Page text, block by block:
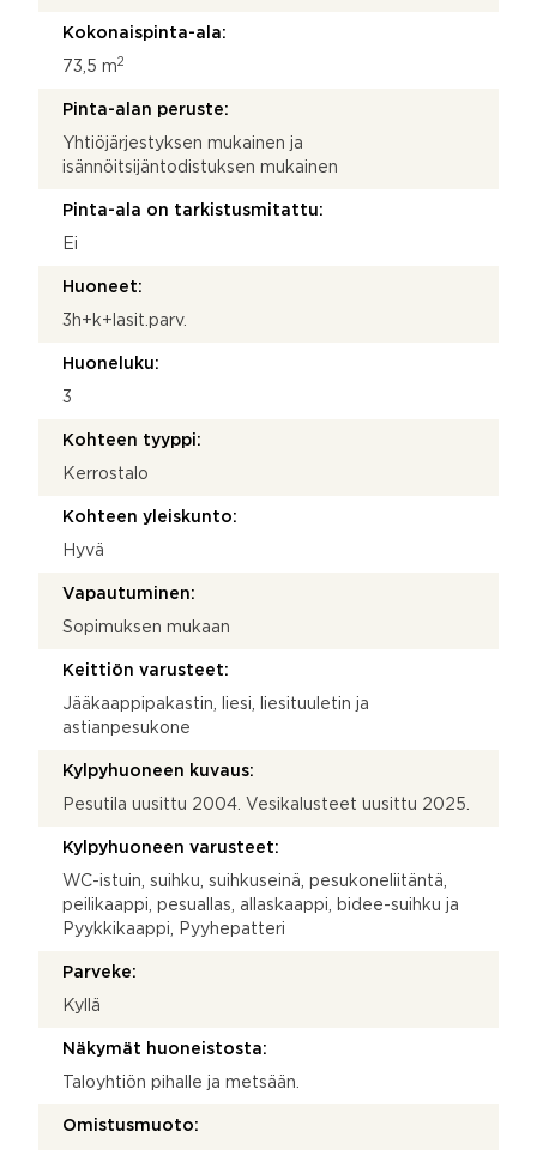
Kokonaispinta-ala:
73,5 m2
Pinta-alan peruste:
Yhtiöjärjestyksen mukainen ja
isännöitsijäntodistuksen mukainen
Pinta-ala on tarkistusmitattu:
Ei
Huoneet:
3h+k+lasit.parv.
Huoneluku:
3
Kohteen tyyppi:
Kerrostalo
Kohteen yleiskunto:
Hyvä
Vapautuminen:
Sopimuksen mukaan
Keittiön varusteet:
Jääkaappipakastin, liesi, liesituuletin ja
astianpesukone
Kylpyhuoneen kuvaus:
Pesutila uusittu 2004. Vesikalusteet uusittu 2025.
Kylpyhuoneen varusteet:
WC-istuin, suihku, suihkuseinä, pesukoneliitäntä,
peilikaappi, pesuallas, allaskaappi, bidee-suihku ja
Pyykkikaappi, Pyyhepatteri
Parveke:
Kyllä
Näkymät huoneistosta:
Taloyhtiön pihalle ja metsään.
Omistusmuoto: